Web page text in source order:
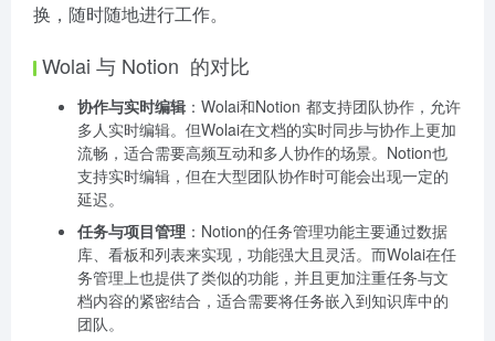
换，随时随地进行工作。
Wolai 与 Notion 的对比
协作与实时编辑 ：Wolai和Notion 都支持团队协作，允许
多人实时编辑。但Wolai在文档的实时同步与协作上更加
流畅，适合需要高频互动和多人协作的场景。Notion也
支持实时编辑，但在大型团队协作时可能会出现一定的
延迟。
任务与项目管理 ：Notion的任务管理功能主要通过数据
库、看板和列表来实现，功能强大且灵活。而Wolai在任
务管理上也提供了类似的功能，并且更加注重任务与文
档内容的紧密结合，适合需要将任务嵌入到知识库中的
团队。